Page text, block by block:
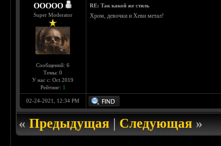
OOOOO
Super Moderator
Сообщений: 6
Темы: 0
У нас с: Oct 2019
Рейтинг: 1
RE: Так какой же стиль
Хром, девочки и Хеви метал!
02-24-2021, 12:34 PM
«Предыдущая|Следующая»